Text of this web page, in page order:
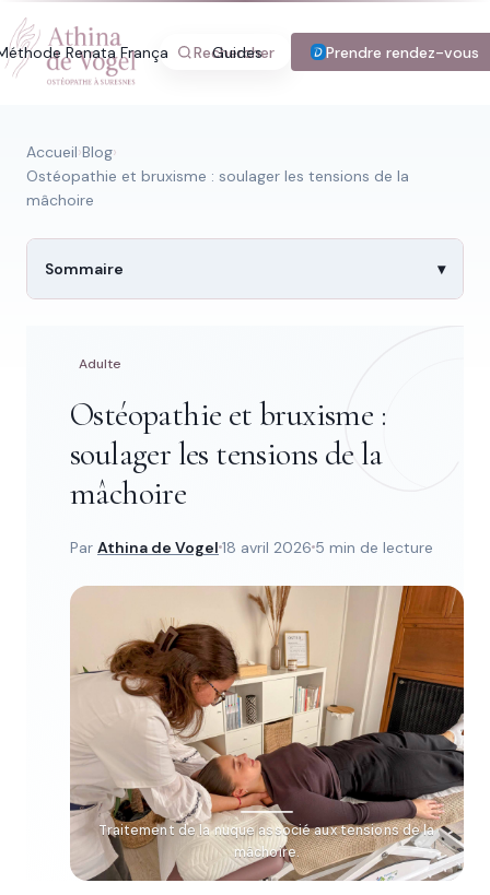
Renata França Guides Blog Tarifs
Rechercher Prendre rendez-vous
Recherche rapide
Trouver une page
Accueil›Blog›
Ostéopathie et bruxisme : soulager les tensions de la
mâchoire
Sommaire
Adulte
Ostéopathie et bruxisme :
soulager les tensions de la
mâchoire
Par Athina de Vogel 18 avril 2026 5 min de lecture
Traitement de la nuque associé aux tensions de la
mâchoire.